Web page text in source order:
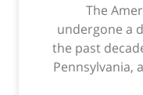
The
undergone a
the past
Pennsylvania,